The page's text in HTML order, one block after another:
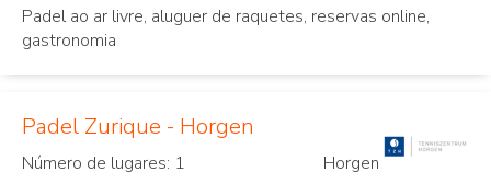
Padel ao ar livre, aluguer de raquetes, reservas online,
gastronomia
Padel Zurique - Horgen
Número de lugares: 1
Horgen